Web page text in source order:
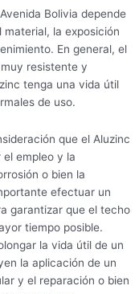
Bolivia depende
la exposición
En general, el
resistente y
tenga una vida útil
de uso.
que el Aluzinc
el empleo y la
o bien la
efectuar un
garantizar que el techo
tiempo posible.
la vida útil de un
la aplicación de un
y el reparación o bien